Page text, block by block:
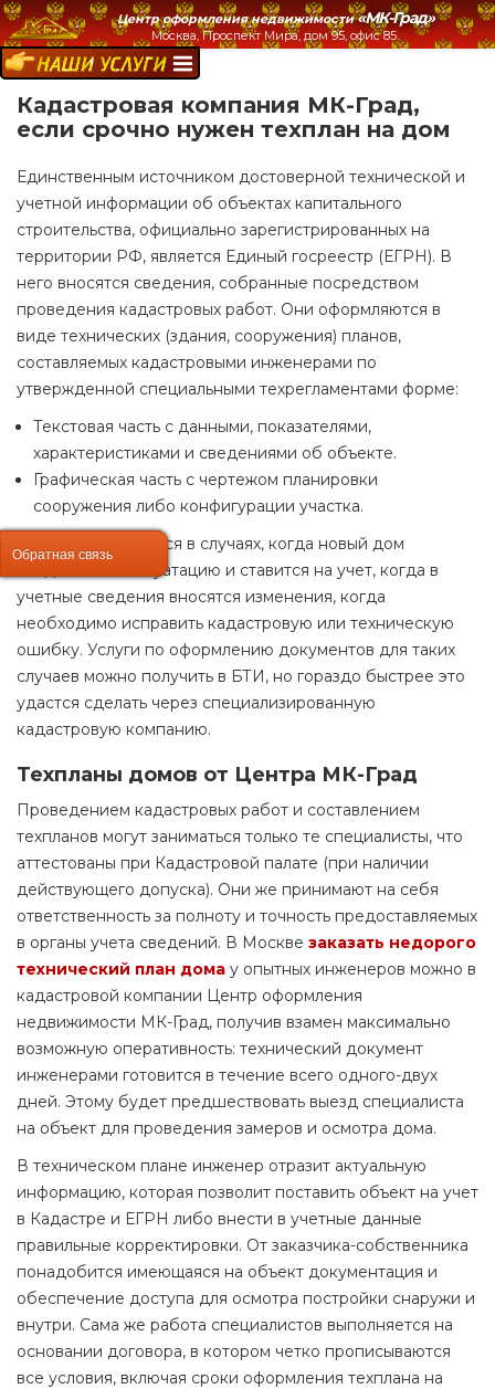
Центр оформления недвижимости «МК-Град»
Москва, Проспект Мира, дом 95, офис 85.
НАШИ УСЛУГИ:
Кадастровая компания МК-Град,
если срочно нужен техплан на дом
Единственным источником достоверной технической и
учетной информации об объектах капитального
строительства, официально зарегистрированных на
территории РФ, является Единый госреестр (ЕГРН). В
него вносятся сведения, собранные посредством
проведения кадастровых работ. Они оформляются в
виде технических (здания, сооружения) планов,
составляемых кадастровыми инженерами по
утвержденной специальными техрегламентами форме:
Текстовая часть с данными, показателями,
характеристиками и сведениями об объекте.
Графическая часть с чертежом планировки
сооружения либо конфигурации участка.
Техпланы требуются в случаях, когда новый дом
вводится в эксплуатацию и ставится на учет, когда в
учетные сведения вносятся изменения, когда
необходимо исправить кадастровую или техническую
ошибку. Услуги по оформлению документов для таких
случаев можно получить в БТИ, но гораздо быстрее это
удастся сделать через специализированную
кадастровую компанию.
Техпланы домов от Центра МК-Град
Проведением кадастровых работ и составлением
техпланов могут заниматься только те специалисты, что
аттестованы при Кадастровой палате (при наличии
действующего допуска). Они же принимают на себя
ответственность за полноту и точность предоставляемых
в органы учета сведений. В Москве заказать недорого
технический план дома у опытных инженеров можно в
кадастровой компании Центр оформления
недвижимости МК-Град, получив взамен максимально
возможную оперативность: технический документ
инженерами готовится в течение всего одного-двух
дней. Этому будет предшествовать выезд специалиста
на объект для проведения замеров и осмотра дома.
В техническом плане инженер отразит актуальную
информацию, которая позволит поставить объект на учет
в Кадастре и ЕГРН либо внести в учетные данные
правильные корректировки. От заказчика-собственника
понадобится имеющаяся на объект документация и
обеспечение доступа для осмотра постройки снаружи и
внутри. Сама же работа специалистов выполняется на
основании договора, в котором четко прописываются
все условия, включая сроки оформления техплана на
Обратная связь
Обратная связь